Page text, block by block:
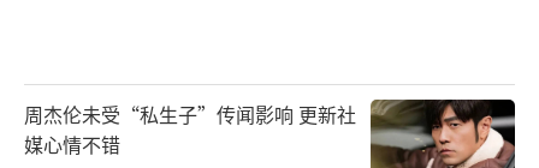
周杰伦未受“私生子”传闻影响 更新社
媒心情不错